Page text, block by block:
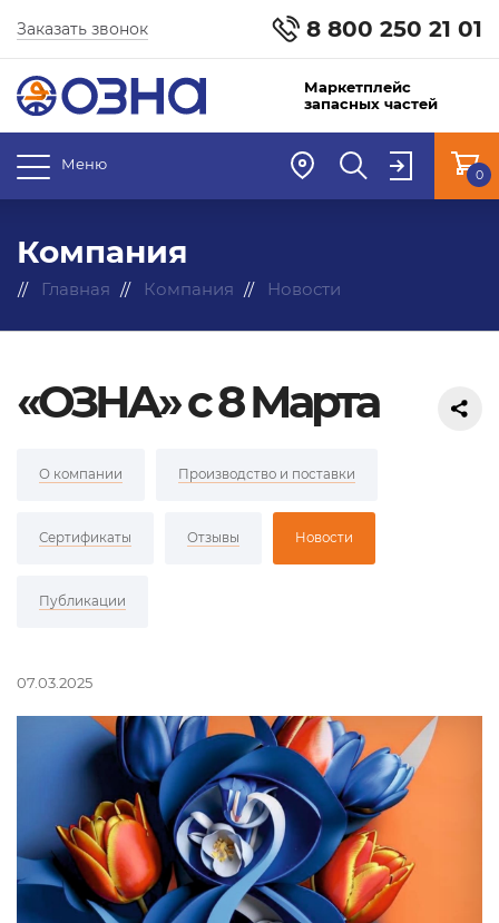
8 800 250 21 01
Заказать звонок
Маркетплейс
запасных частей
Меню
0
Компания
Главная Компания Новости
«ОЗНА» с 8 Марта
О компании Производство и поставки
Сертификаты Отзывы Новости
Публикации
07.03.2025